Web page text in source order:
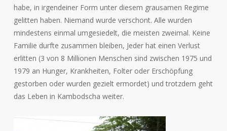
habe, in irgendeiner Form unter diesem grausamen Regime
gelitten haben. Niemand wurde verschont. Alle wurden
mindestens einmal umgesiedelt, die meisten zweimal. Keine
Familie durfte zusammen bleiben, Jeder hat einen Verlust
erlitten (3 von 8 Millionen Menschen sind zwischen 1975 und
1979 an Hunger, Krankheiten, Folter oder Erschöpfung
gestorben oder wurden gezielt ermordet) und trotzdem geht
das Leben in Kambodscha weiter.